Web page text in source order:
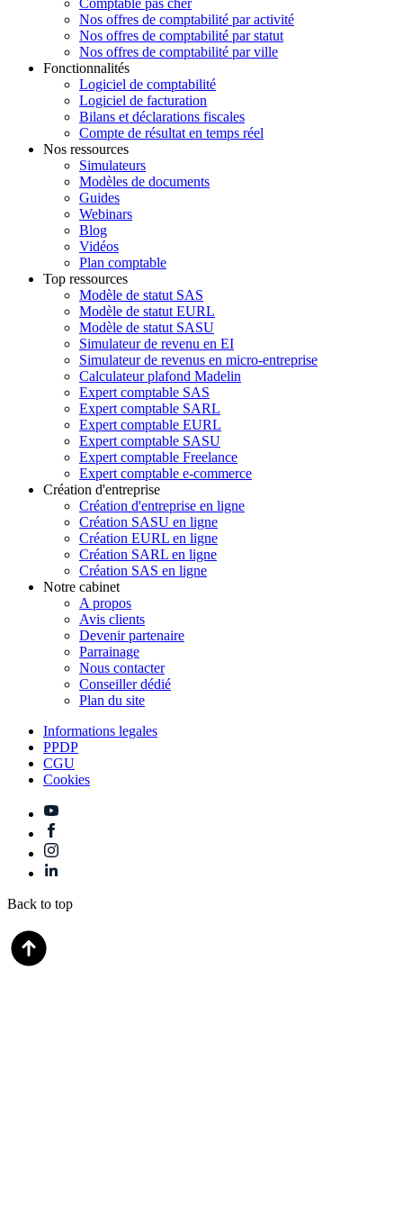
Comptable pas cher
Nos offres de comptabilité par activité
Nos offres de comptabilité par statut
Nos offres de comptabilité par ville
Fonctionnalités
Logiciel de comptabilité
Logiciel de facturation
Bilans et déclarations fiscales
Compte de résultat en temps réel
Nos ressources
Simulateurs
Modèles de documents
Guides
Webinars
Blog
Vidéos
Plan comptable
Top ressources
Modèle de statut SAS
Modèle de statut EURL
Modèle de statut SASU
Simulateur de revenu en EI
Simulateur de revenus en micro-entreprise
Calculateur plafond Madelin
Expert comptable SAS
Expert comptable SARL
Expert comptable EURL
Expert comptable SASU
Expert comptable Freelance
Expert comptable e-commerce
Création d'entreprise
Création d'entreprise en ligne
Création SASU en ligne
Création EURL en ligne
Création SARL en ligne
Création SAS en ligne
Notre cabinet
A propos
Avis clients
Devenir partenaire
Parrainage
Nous contacter
Conseiller dédié
Plan du site
Informations legales
PPDP
CGU
Cookies
Back to top